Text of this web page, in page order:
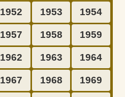
1952 1953 1954
1957 1958 1959
1962 1963 1964
1967 1968 1969